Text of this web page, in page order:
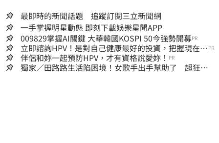
最即時的新聞話題 追蹤訂閱三立新聞網
一手掌握明星動態 即刻下載娛樂星聞APP
009829掌握AI關鍵 大華韓國KOSPI 50今強勢開募PR
立即諮詢HPV！是對自己健康最好的投資，把握現在不
嫌晚！
PR
伴侶和妳一起預防HPV，才有資格說愛妳！ PR
獨家／田路路生活陷困境！女歌手出手幫助了 超狂暖